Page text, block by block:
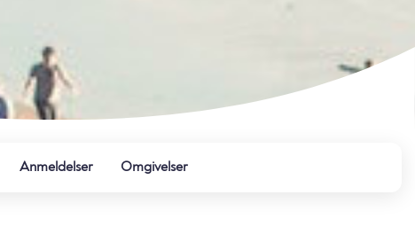
Anmeldelser Omgivelser